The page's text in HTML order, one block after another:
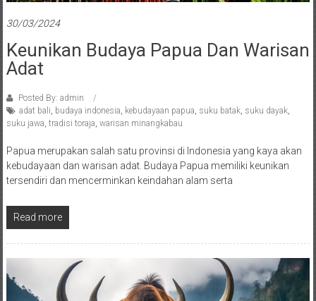
30/03/2024
Keunikan Budaya Papua Dan Warisan
Adat
Posted By: admin
adat bali, budaya indonesia, kebudayaan papua, suku batak, suku dayak,
suku jawa, tradisi toraja, warisan minangkabau
Papua merupakan salah satu provinsi di Indonesia yang kaya akan
kebudayaan dan warisan adat. Budaya Papua memiliki keunikan
tersendiri dan mencerminkan keindahan alam serta
Read more